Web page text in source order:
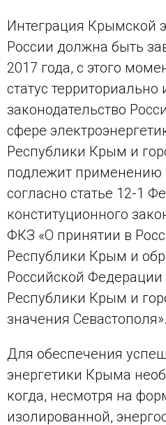
Интеграция Крымской
России должна быть
2017 года, с этого
статус
законодательство
сфере
Республики Крым и
подлежит применению
согласно статье 12-1
конституционного
ФКЗ «О принятии в
Республики Крым и
Российской
Республики Крым и
значения Севастополя».
Для обеспечения
энергетики Крыма
когда, несмотря на
изолированной,